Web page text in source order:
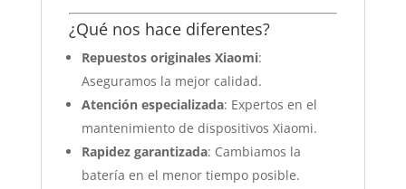
¿Qué nos hace diferentes?
Repuestos originales Xiaomi:
Aseguramos la mejor calidad.
Atención especializada: Expertos en el
mantenimiento de dispositivos Xiaomi.
Rapidez garantizada: Cambiamos la
batería en el menor tiempo posible.